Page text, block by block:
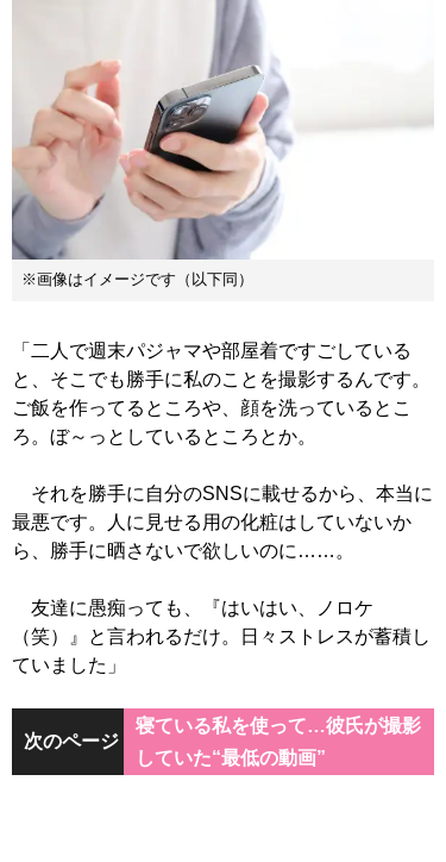
※画像はイメージです（以下同）
「二人で週末パジャマや部屋着ですごしている
と、そこでも勝手に私のことを撮影するんです。
ご飯を作ってるところや、顔を洗っているとこ
ろ。ぼ～っとしているところとか。
それを勝手に自分のSNSに載せるから、本当に
最悪です。人に見せる用の化粧はしていないか
ら、勝手に晒さないで欲しいのに……。
友達に愚痴っても、『はいはい、ノロケ
（笑）』と言われるだけ。日々ストレスが蓄積し
ていました」
次のページ
寝ている私を使って…彼氏が撮影
していた“最低の動画”